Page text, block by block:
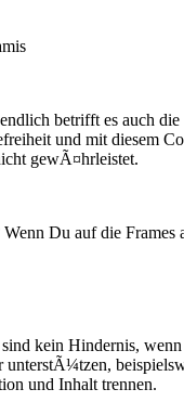
betrifft es auch die
und mit diesem
gewÃ¤hrleistet.
Du auf die Frames
sind kein Hindernis,
unterstÃ¼tzen,
und Inhalt trennen.